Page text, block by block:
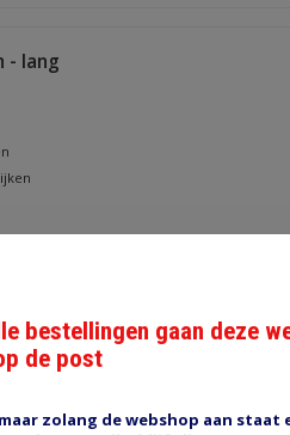
- lang
bestellingen gaan deze
de post
zolang de webshop aan staat